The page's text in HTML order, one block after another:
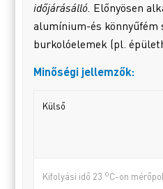
időjárásálló. Előnyösen
alumínium-és könnyűfém
burkolóelemek (pl.
Minőségi jellemzők:
Külső
Kifolyási idő 23 oC-on